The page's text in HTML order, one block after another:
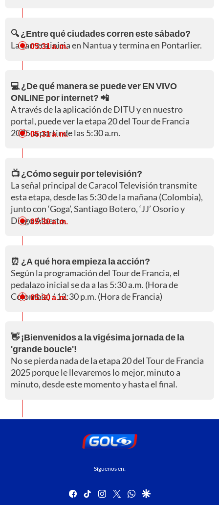
🔍 ¿Entre qué ciudades corren este sábado?
La carrera inicia en Nantua y termina en Pontarlier.
05:31 a. m.
💻 ¿De qué manera se puede ver EN VIVO
ONLINE por internet? 📲
A través de la aplicación de DITU y en nuestro
portal, puede ver la etapa 20 del Tour de Francia
2025, a partir de las 5:30 a.m.
05:31 a. m.
📺 ¿Cómo seguir por televisión?
La señal principal de Caracol Televisión transmite
esta etapa, desde las 5:30 de la mañana (Colombia),
junto con ‘Goga’, Santiago Botero, ‘JJ’ Osorio y
Diego Alberto.
05:30 a. m.
⏰ ¿A qué hora empieza la acción?
Según la programación del Tour de Francia, el
pedalazo inicial se da a las 5:30 a.m. (Hora de
Colombia) / 12:30 p.m. (Hora de Francia)
05:30 a. m.
👋 ¡Bienvenidos a la vigésima jornada de la
'grande boucle'!
No se pierda nada de la etapa 20 del Tour de Francia
2025 porque le llevaremos lo mejor, minuto a
minuto, desde este momento y hasta el final.
Síguenos en:
facebook
tiktok instagram
twitterwhatsapp
google